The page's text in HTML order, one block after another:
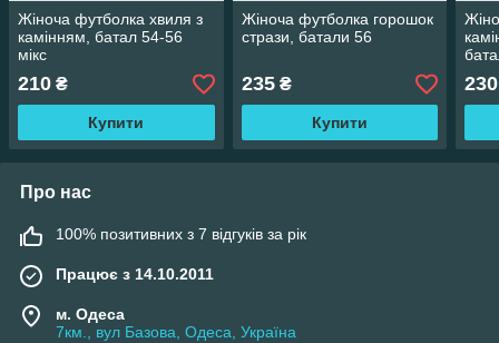
Жіноча футболка хвиля з
камінням, батал 54-56
мікс
210 ₴
Купити
Жіноча футболка горошок
стрази, батали 56
235₴
Купити
мікс
230
Про нас
100% позитивних з 7 відгуків за рік
Працює з 14.10.2011
м. Одеса
7км., вул Базова, Одеса, Україна